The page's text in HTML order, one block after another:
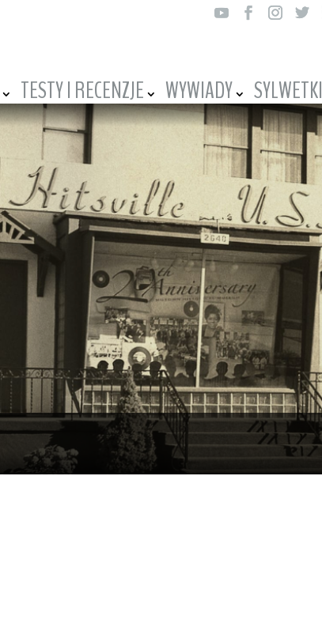
TESTY I RECENZJE WYWIADY SYLWETKI